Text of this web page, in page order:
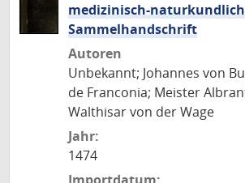
medizinisch-
Sammelhandschrift
Autoren
Unbekannt; Johannes von
de Franconia; Meister
Walthisar von der Wage
Jahr:
1474